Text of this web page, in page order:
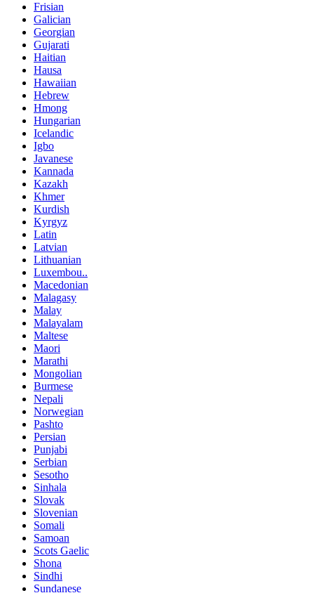
Frisian
Galician
Georgian
Gujarati
Haitian
Hausa
Hawaiian
Hebrew
Hmong
Hungarian
Icelandic
Igbo
Javanese
Kannada
Kazakh
Khmer
Kurdish
Kyrgyz
Latin
Latvian
Lithuanian
Luxembou..
Macedonian
Malagasy
Malay
Malayalam
Maltese
Maori
Marathi
Mongolian
Burmese
Nepali
Norwegian
Pashto
Persian
Punjabi
Serbian
Sesotho
Sinhala
Slovak
Slovenian
Somali
Samoan
Scots Gaelic
Shona
Sindhi
Sundanese